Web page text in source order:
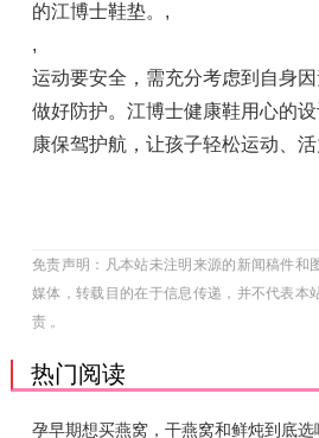
的江博士鞋垫。 ,
,
运动要安全，需充分考虑到自身
做好防护。江博士健康鞋用心的
康保驾护航，让孩子轻松运动、活
免责声明：凡本站未注明来源的新闻稿件和
媒体，转载目的在于信息传递，并不代表本
责 。
热门阅读